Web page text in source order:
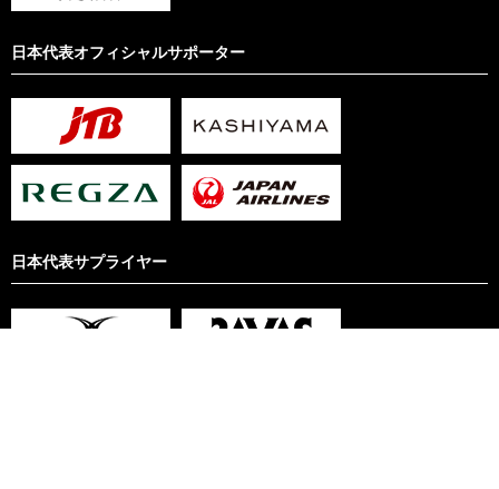
日本代表オフィシャルサポーター
日本代表サプライヤー